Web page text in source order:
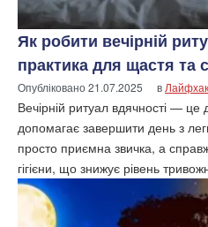
Як робити вечірній
практика для щастя та
Опубліковано21.07.2025 в
Вечірній ритуал вдячності — це
допомагає завершити день з
просто приємна звичка, а
гігієни, що знижує рівень